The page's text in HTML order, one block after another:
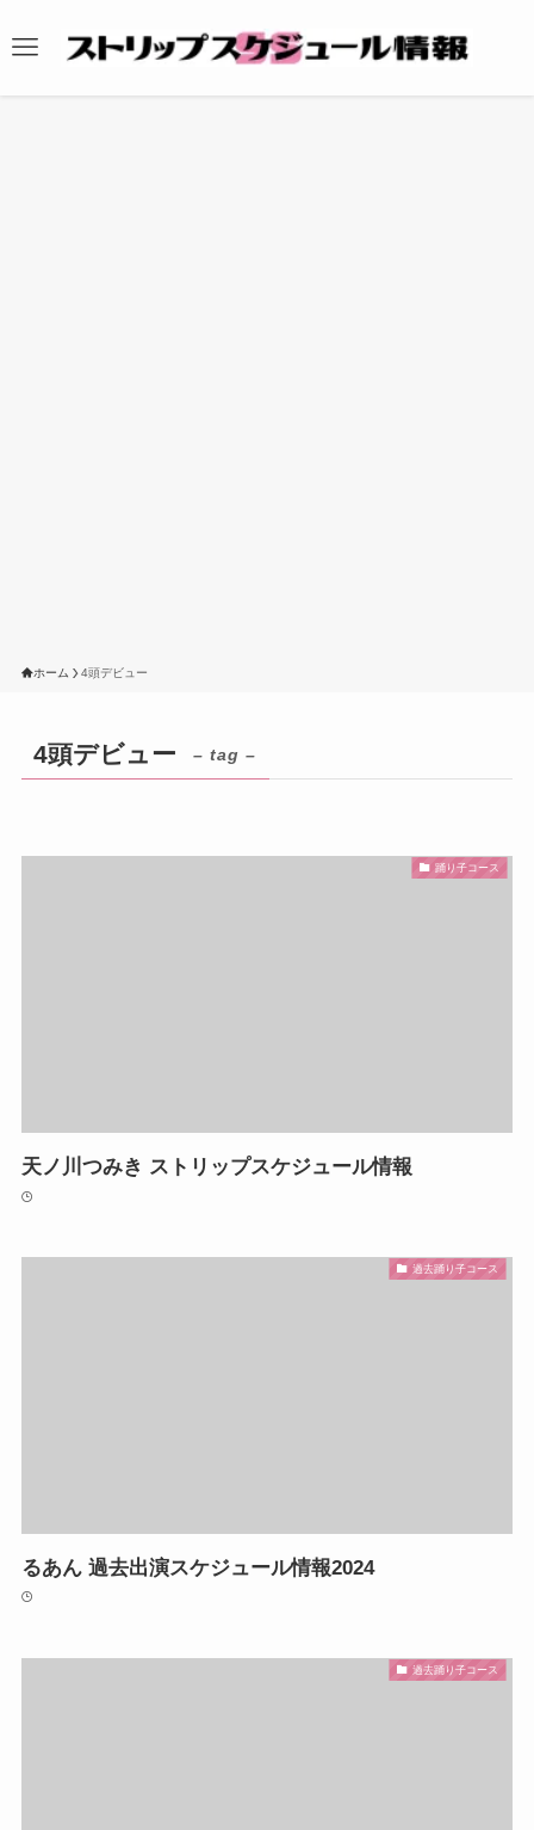
ホーム 4頭デビュー
4頭デビュー – tag –
踊り子コース
天ノ川つみき ストリップスケジュール情報
過去踊り子コース
るあん 過去出演スケジュール情報2024
過去踊り子コース